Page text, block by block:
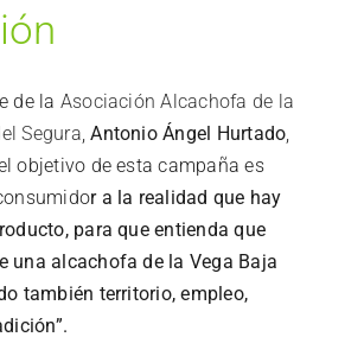
de la Asociación Alcachofa de la
Segura,Antonio Ángel Hurtado,
objetivo de esta campaña es
r a la realidad que hay
para que entienda que
una alcachofa de la Vega Baja
también territorio, empleo,